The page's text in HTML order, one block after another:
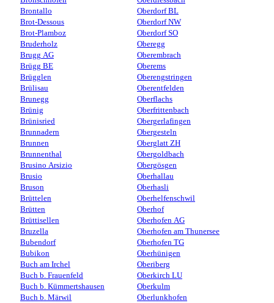
Brontallo
Brot-Dessous
Brot-Plamboz
Bruderholz
Brugg AG
Brügg BE
Brügglen
Brülisau
Brunegg
Brünig
Brünisried
Brunnadern
Brunnen
Brunnenthal
Brusino Arsizio
Brusio
Bruson
Brüttelen
Brütten
Brüttisellen
Bruzella
Bubendorf
Bubikon
Buch am Irchel
Buch b. Frauenfeld
Buch b. Kümmertshausen
Buch b. Märwil
Oberdorf BL
Oberdorf NW
Oberdorf SO
Oberegg
Oberembrach
Oberems
Oberengstringen
Oberentfelden
Oberflachs
Oberfrittenbach
Obergerlafingen
Obergesteln
Oberglatt ZH
Obergoldbach
Obergösgen
Oberhallau
Oberhasli
Oberhelfenschwil
Oberhof
Oberhofen AG
Oberhofen am Thunersee
Oberhofen TG
Oberhünigen
Oberiberg
Oberkirch LU
Oberkulm
Oberlunkhofen